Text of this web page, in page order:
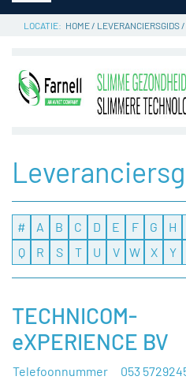
HOME/ LEVERANCIERSGIDS/
# A B C D E F G H
Q
R S T U V W X Y
TECHNICOM-
eXPERIENCE BV
Telefoonnummer
053